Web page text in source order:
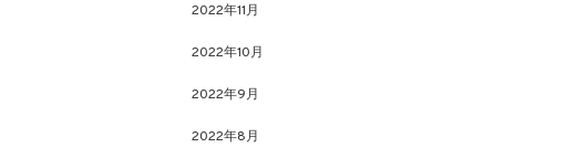
2022年11月
2022年10月
2022年9月
2022年8月